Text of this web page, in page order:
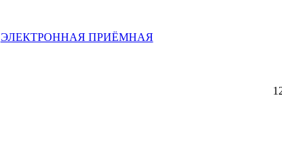
ЭЛЕКТРОННАЯ ПРИЁМНАЯ